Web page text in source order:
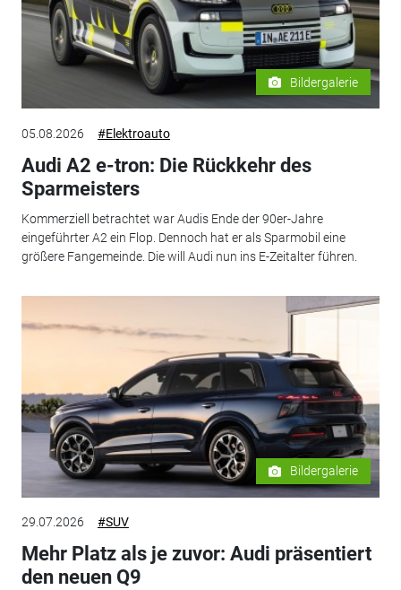
Bildergalerie
05.08.2026 #Elektroauto
Audi A2 e-tron: Die Rückkehr des
Sparmeisters
Kommerziell betrachtet war Audis Ende der 90er-Jahre
eingeführter A2 ein Flop. Dennoch hat er als Sparmobil eine
größere Fangemeinde. Die will Audi nun ins E-Zeitalter führen.
Bildergalerie
29.07.2026 #SUV
Mehr Platz als je zuvor: Audi präsentiert
den neuen Q9